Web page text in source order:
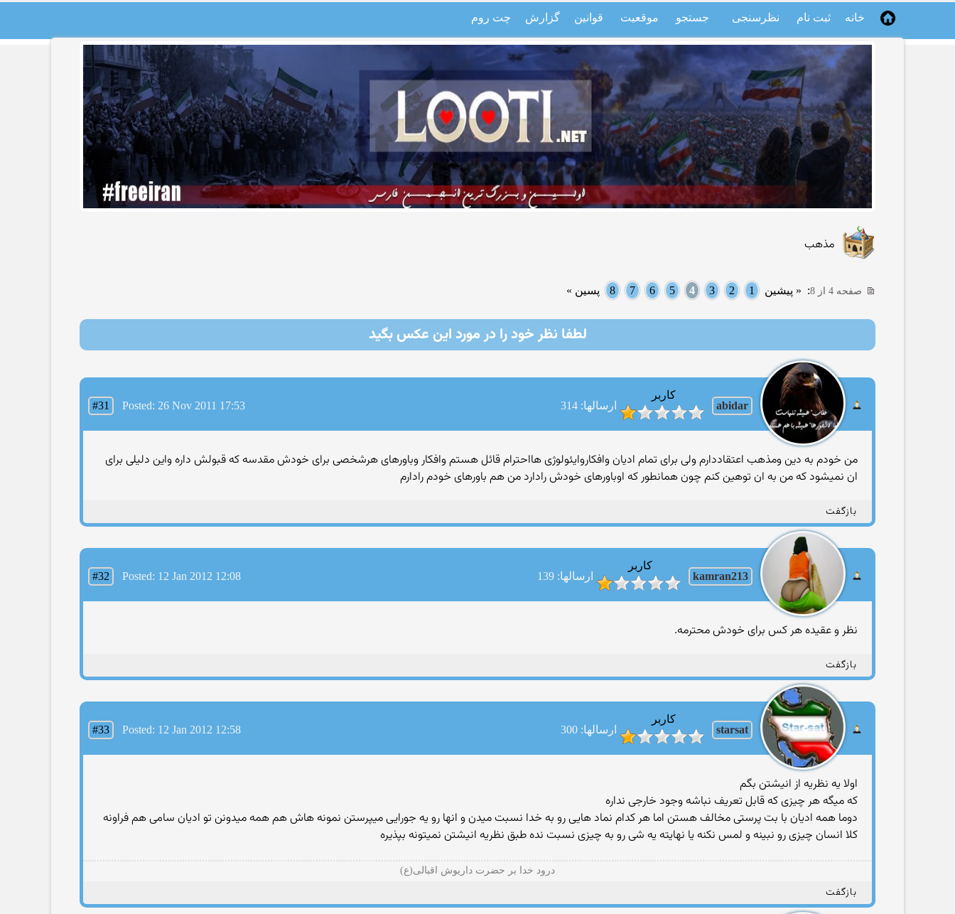
خانه ثبت نام نظرسنجی جستجو موقعیت قوانین گزارش چت روم
مذهب
صفحه 4 از 8 : « پیشین 1
2
3
4
5
6
7
8 پسین »
لطفا نظر خود را در مورد این عكس بگید
abidar
کاربر
ارسالها: 314
#31 Posted: 26 Nov 2011 17:53
من خودم به دین ومذهب اعتقاددارم ولی برای تمام ادیان وافکاروایئولوژی هااحترام قائل هستم وافکار وباورهای هرشخصی برای خودش مقدسه که قبولش داره واین دلیلی برای
ان نمیشود که من به ان توهین کنم چون همانطور که اوباورهای خودش رادارد من هم باورهای خودم رادارم
بازگفت
kamran213
کاربر
ارسالها: 139
#32 Posted: 12 Jan 2012 12:08
نظر و عقیده هر کس برای خودش محترمه.
بازگفت
starsat
کاربر
ارسالها: 300
#33 Posted: 12 Jan 2012 12:58
اولا یه نظریه از انیشتن بگم
که میگه هر چیزی که قابل تعریف نباشه وجود خارجی نداره
دوما همه ادیان با بت پرستی مخالف هستن اما هر کدام نماد هایی رو به خدا نسبت میدن و انها رو یه جورایی میپرستن نمونه هاش هم همه میدونن تو ادیان سامی هم فراونه
کلا انسان چیزی رو نبینه و لمس نکنه یا نهایته یه شی رو به چیزی نسبت نده طبق نظریه انیشتن نمیتونه بپذیره
درود خدا بر حضرت داریوش اقبالی(ع)
بازگفت